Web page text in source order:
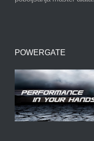
POWERGATE